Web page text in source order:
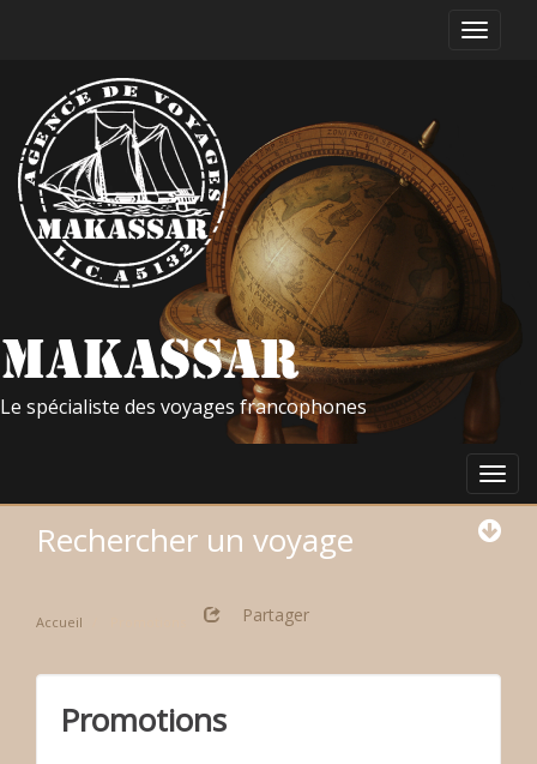
Le spécialiste des voyages francophones
Rechercher un voyage
Accueil Partager
Promotions